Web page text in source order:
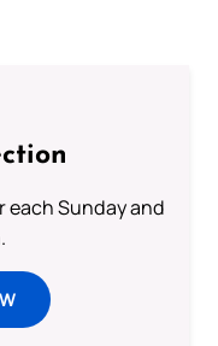
Sunday and